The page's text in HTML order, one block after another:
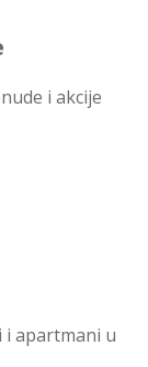
i akcije
i apartmani u